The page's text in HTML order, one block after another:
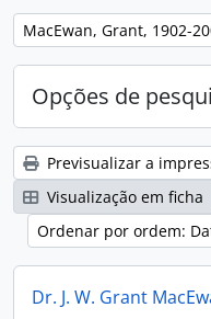
Remove filter:
MacEwan, Grant, 1902-
Opções de
Previsualizar a
Visualização em ficha
Ordenar por ordem:
Dr. J. W. Grant